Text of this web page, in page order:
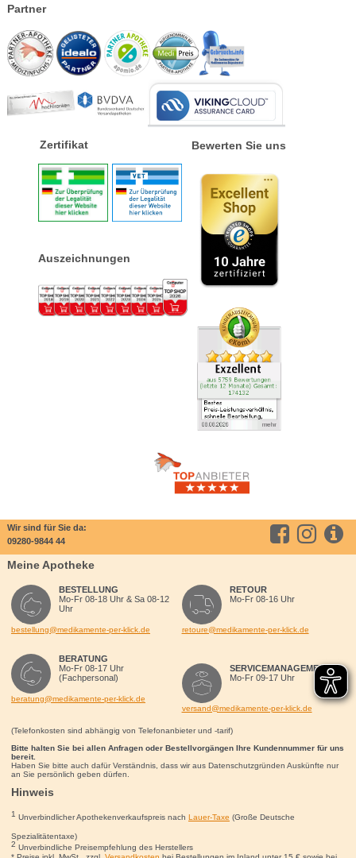
Partner
Zertifikat
Auszeichnungen
Bewerten Sie uns
Wir sind für Sie da:
09280-9844 44
Meine Apotheke
BESTELLUNG
Mo-Fr 08-18 Uhr & Sa 08-12
Uhr
bestellung@medikamente-per-klick.de
BERATUNG
Mo-Fr 08-17 Uhr
(Fachpersonal)
beratung@medikamente-per-klick.de
RETOUR
Mo-Fr 08-16 Uhr
retoure@medikamente-per-klick.de
SERVICEMANAGEMENT
Mo-Fr 09-17 Uhr
versand@medikamente-per-klick.de
(Telefonkosten sind abhängig von Telefonanbieter und -tarif)
Bitte halten Sie bei allen Anfragen oder Bestellvorgängen Ihre Kundennummer für uns
bereit.
Haben Sie bitte auch dafür Verständnis, dass wir aus Datenschutzgründen Auskünfte nur
an Sie persönlich geben dürfen.
Hinweis
1 Unverbindlicher Apothekenverkaufspreis nach Lauer-Taxe (Große Deutsche
Spezialitätentaxe)
2 Unverbindliche Preisempfehlung des Herstellers